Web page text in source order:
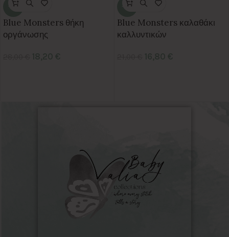
-35%
Blue Monsters θήκη
οργάνωσης
-20%
Blue Monsters καλαθάκι
καλλυντικών